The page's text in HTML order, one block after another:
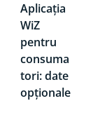
Aplicația
WiZ
pentru
consuma
tori: date
opționale